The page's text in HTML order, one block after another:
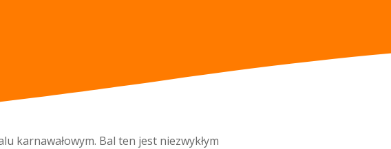
karnawałowym. Bal ten jest niezwykłym